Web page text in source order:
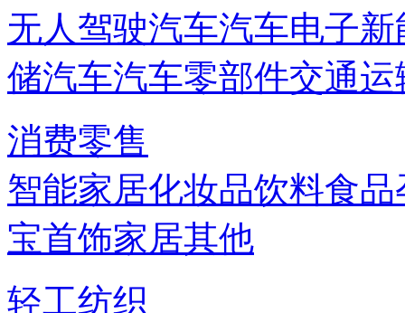
无人驾驶汽车汽车电子新
储汽车汽车零部件交通
消费零售
智能家居化妆品饮料食品
宝首饰家居其他
轻工纺织